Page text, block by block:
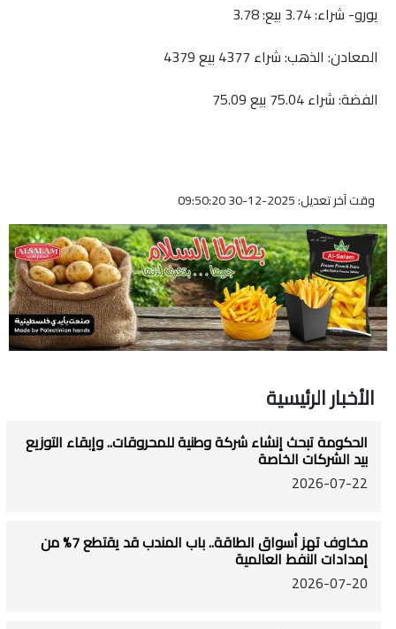
يورو- شراء: 3.74 بيع: 3.78
المعادن: الذهب: شراء 4377 بيع 4379
الفضة: شراء 75.04 بيع 75.09
وقت آخر تعديل: 2025-12-30 09:50:20
الأخبار الرئيسية
الحكومة تبحث إنشاء شركة وطنية للمحروقات.. وإبقاء التوزيع
بيد الشركات الخاصة
2026-07-22
مخاوف تهز أسواق الطاقة.. باب المندب قد يقتطع 7% من
إمدادات النفط العالمية
2026-07-20